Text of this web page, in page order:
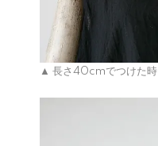
▲ 長さ40cmでつけた時